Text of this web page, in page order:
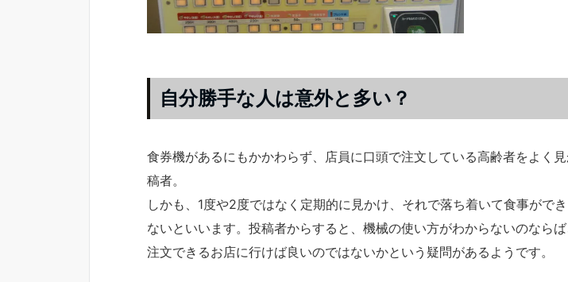
自分勝手な人は意外と多い？
食券機があるにもかかわらず、店員に口頭で注文している高齢者をよく
稿者。
しかも、1度や2度ではなく定期的に見かけ、それで落ち着いて食事がで
ないといいます。投稿者からすると、機械の使い方がわからないのなら
注文できるお店に行けば良いのではないかという疑問があるようです。